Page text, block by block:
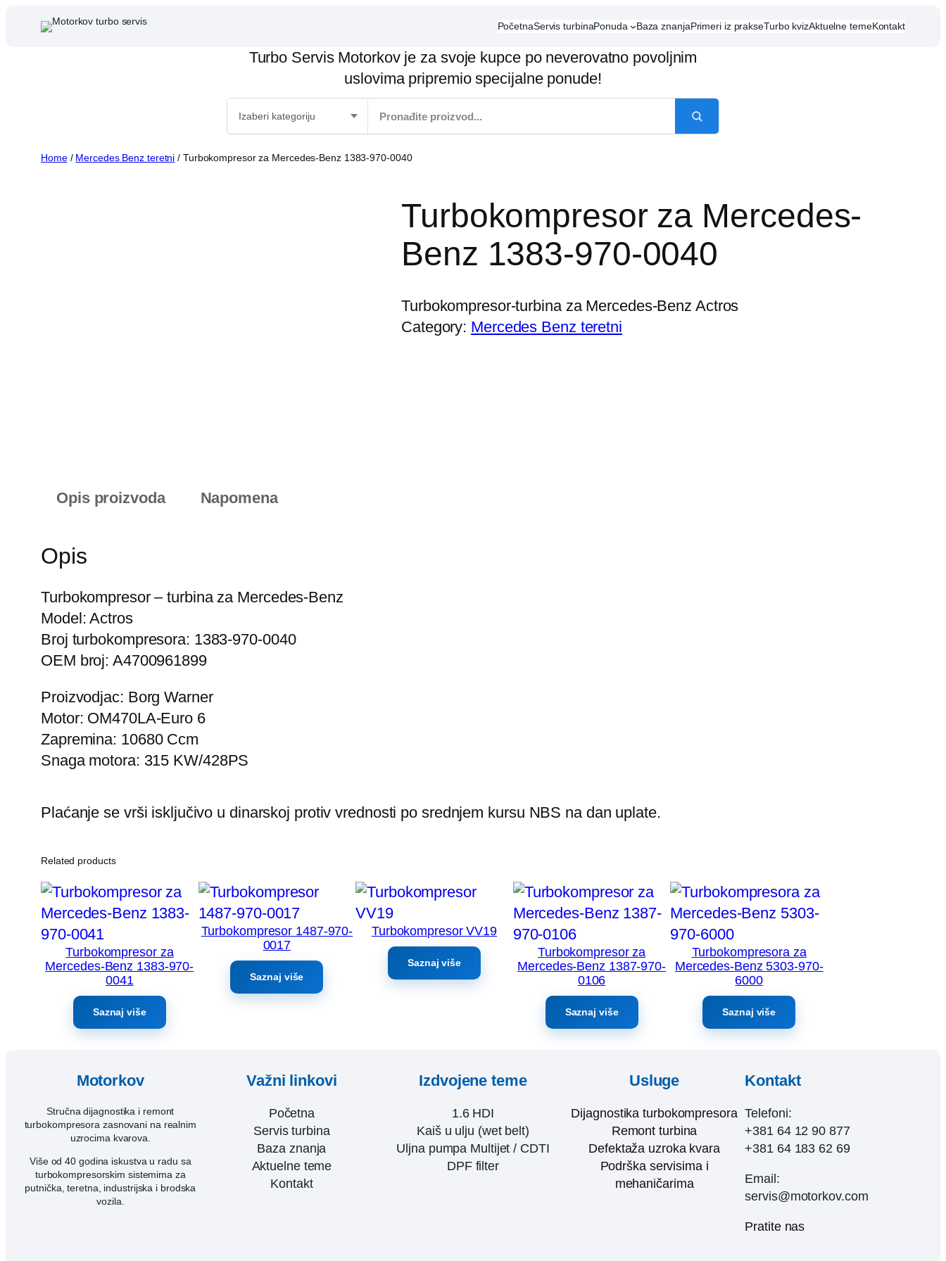
PočetnaServis turbinaPonuda Baza znanjaPrimeri iz prakseTurbo kvizAktuelne temeKontakt
Turbo Servis Motorkov je za svoje kupce po neverovatno povoljnim
uslovima pripremio specijalne ponude!
Home/ Mercedes Benz teretni / Turbokompresor za Mercedes-Benz 1383-970-0040
Turbokompresor za Mercedes-
Benz 1383-970-0040
Turbokompresor-turbina za Mercedes-Benz Actros
Category: Mercedes Benz teretni
Opis proizvoda Napomena
Opis
Turbokompresor – turbina za Mercedes-Benz
Model: Actros
Broj turbokompresora: 1383-970-0040
OEM broj: A4700961899
Proizvodjac: Borg Warner
Motor: OM470LA-Euro 6
Zapremina: 10680 Ccm
Snaga motora: 315 KW/428PS
Plaćanje se vrši isključivo u dinarskoj protiv vrednosti po srednjem kursu NBS na dan uplate.
Related products
Turbokompresor za
Mercedes-Benz 1383-970-
0041
Saznaj više
Turbokompresor 1487-970-
0017
Saznaj više
Turbokompresor VV19
Saznaj više
Turbokompresor za
Mercedes-Benz 1387-970-
0106
Saznaj više
Turbokompresora za
Mercedes-Benz 5303-970-
6000
Saznaj više
Motorkov
Stručna dijagnostika i remont
turbokompresora zasnovani na realnim
uzrocima kvarova.
Više od 40 godina iskustva u radu sa
turbokompresorskim sistemima za
putnička, teretna, industrijska i brodska
vozila.
Važni linkovi
Početna
Servis turbina
Baza znanja
Aktuelne teme
Kontakt
Izdvojene teme
1.6 HDI
Kaiš u ulju (wet belt)
Uljna pumpa Multijet / CDTI
DPF filter
Usluge
Dijagnostika turbokompresora
Remont turbina
Defektaža uzroka kvara
Podrška servisima i
mehaničarima
Kontakt
Telefoni:
+381 64 12 90 877
+381 64 183 62 69
Email:
servis@motorkov.com
Pratite nas